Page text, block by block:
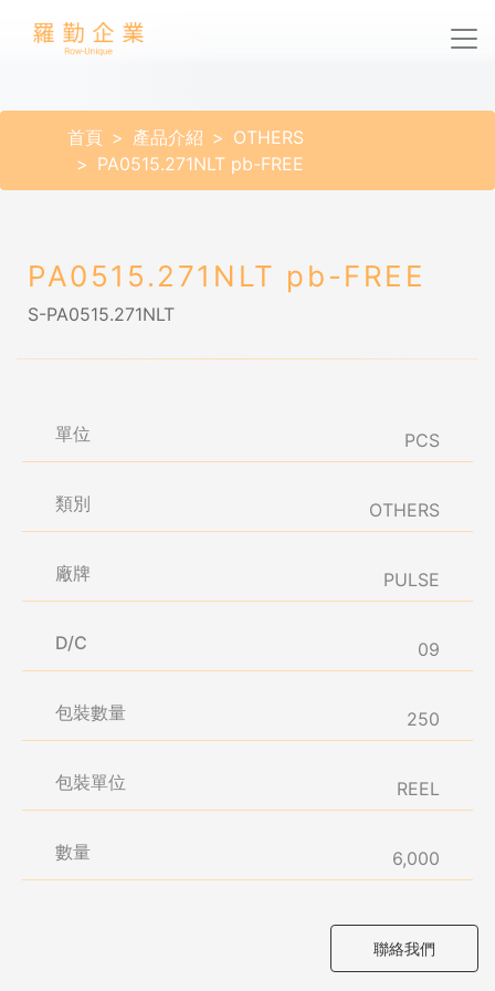
首頁 產品介紹
OTHERS
PA0515.271NLT pb-FREE
PA0515.271NLT pb-FREE
S-PA0515.271NLT
單位 PCS
類別 OTHERS
廠牌 PULSE
D/C 09
包裝數量 250
包裝單位 REEL
數量 6,000
聯絡我們